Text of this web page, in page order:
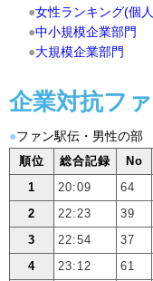
●女性ランキング(個
●中小規模企業部門
●大規模企業部門
企業対抗フ
●ファン駅伝・男性の部
順位 総合記録 No
1
20:09 64
2
22:23 39
3
22:54 37
4
23:12 61